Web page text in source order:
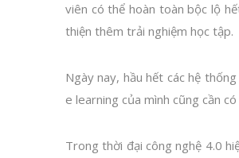
viên có thể hoàn toàn bộc lộ
thiện thêm trải nghiệm học tập.
Ngày nay, hầu hết các hệ
e learning của mình cũng cần
Trong thời đại công nghệ 4.0